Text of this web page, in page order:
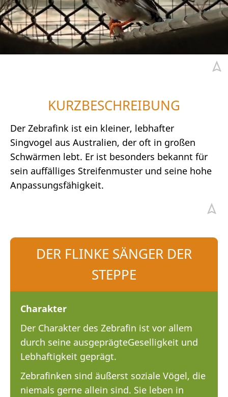
KURZBESCHREIBUNG
Der Zebrafink ist ein kleiner, lebhafter
Singvogel aus Australien, der oft in großen
Schwärmen lebt. Er ist besonders bekannt für
sein auffälliges Streifenmuster und seine hohe
Anpassungsfähigkeit.
DER FLINKE SÄNGER DER
STEPPE
Charakter
Der Charakter des Zebrafin ist vor allem
durch seine ausgeprägteGeselligkeit und
Lebhaftigkeit geprägt.
Zebrafinken sind äußerst soziale Vögel, die
niemals gerne allein sind. Sie leben in